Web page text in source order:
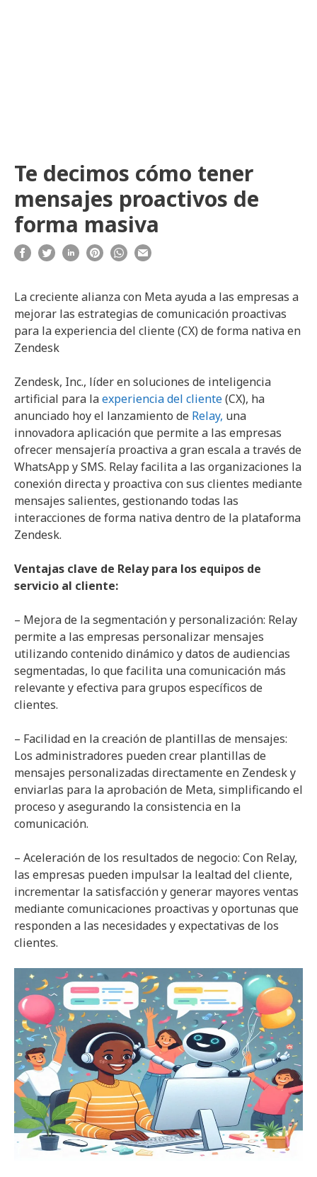
Te decimos cómo tener
mensajes proactivos de
forma masiva
La creciente alianza con Meta ayuda a las empresas a
mejorar las estrategias de comunicación proactivas
para la experiencia del cliente (CX) de forma nativa en
Zendesk
Zendesk, Inc., líder en soluciones de inteligencia
artificial para laexperiencia del cliente(CX), ha
anunciado hoy el lanzamiento de Relay, una
innovadora aplicación que permite a las empresas
ofrecer mensajería proactiva a gran escala a través de
WhatsApp y SMS. Relay facilita a las organizaciones la
conexión directa y proactiva con sus clientes mediante
mensajes salientes, gestionando todas las
interacciones de forma nativa dentro de la plataforma
Zendesk.
Ventajas clave de Relay para los equipos de
servicio al cliente:
– Mejora de la segmentación y personalización: Relay
permite a las empresas personalizar mensajes
utilizando contenido dinámico y datos de audiencias
segmentadas, lo que facilita una comunicación más
relevante y efectiva para grupos específicos de
clientes.
– Facilidad en la creación de plantillas de mensajes:
Los administradores pueden crear plantillas de
mensajes personalizadas directamente en Zendesk y
enviarlas para la aprobación de Meta, simplificando el
proceso y asegurando la consistencia en la
comunicación.
– Aceleración de los resultados de negocio: Con Relay,
las empresas pueden impulsar la lealtad del cliente,
incrementar la satisfacción y generar mayores ventas
mediante comunicaciones proactivas y oportunas que
responden a las necesidades y expectativas de los
clientes.